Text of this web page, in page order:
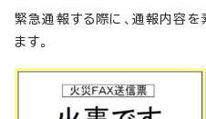
緊急通報する際に、通報内容
ます。